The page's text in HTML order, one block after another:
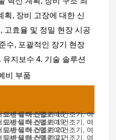
획, 장비 고장에 대한 신
고효율 및 정밀 현장 시공
수, 포괄적인 장기 현장
지보수 4. 기술 솔루션
비 부품